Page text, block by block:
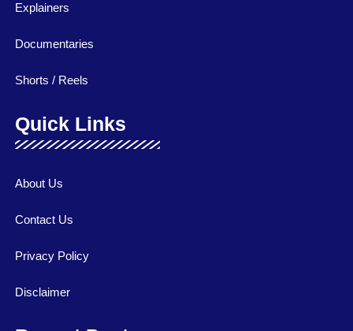
Explainers
Documentaries
Shorts / Reels
Quick Links
About Us
Contact Us
Privacy Policy
Disclaimer